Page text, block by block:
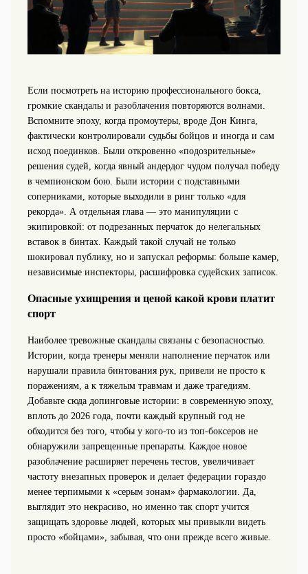
Если посмотреть на историю профессионального бокса,
громкие скандалы и разоблачения повторяются волнами.
Вспомните эпоху, когда промоутеры, вроде Дон Кинга,
фактически контролировали судьбы бойцов и иногда и сам
исход поединков. Были откровенно «подозрительные»
решения судей, когда явный андердог чудом получал победу
в чемпионском бою. Были истории с подставными
соперниками, которые выходили в ринг только «для
рекорда». А отдельная глава — это манипуляции с
экипировкой: от подрезанных перчаток до нелегальных
вставок в бинтах. Каждый такой случай не только
шокировал публику, но и запускал реформы: больше камер,
независимые инспекторы, расшифровка судейских записок.
Опасные ухищрения и ценой какой крови платит
спорт
Наиболее тревожные скандалы связаны с безопасностью.
Истории, когда тренеры меняли наполнение перчаток или
нарушали правила бинтования рук, привели не просто к
поражениям, а к тяжелым травмам и даже трагедиям.
Добавьте сюда допинговые истории: в современную эпоху,
вплоть до 2026 года, почти каждый крупный год не
обходится без того, чтобы у кого-то из топ-боксеров не
обнаружили запрещенные препараты. Каждое новое
разоблачение расширяет перечень тестов, увеличивает
частоту внезапных проверок и делает федерации гораздо
менее терпимыми к «серым зонам» фармакологии. Да,
выглядит это некрасиво, но именно так спорт учится
защищать здоровье людей, которых мы привыкли видеть
просто «бойцами», забывая, что они прежде всего живые.